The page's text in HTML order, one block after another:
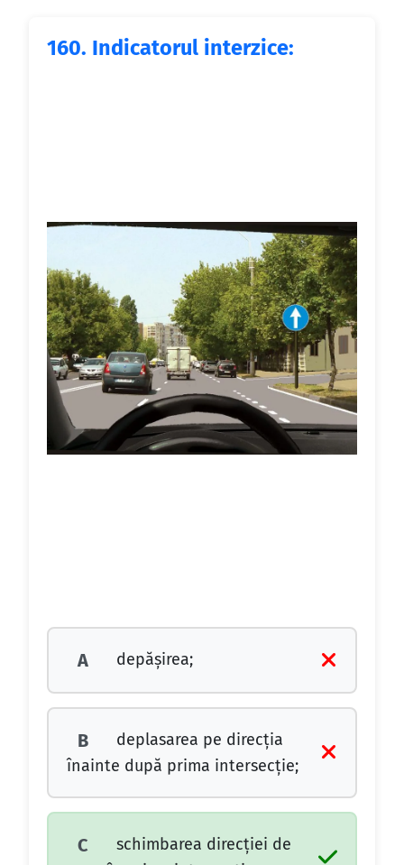
160. Indicatorul interzice:
A depăşirea;
B
deplasarea pe direcţia
înainte după prima intersecţie;
C
schimbarea direcţiei de